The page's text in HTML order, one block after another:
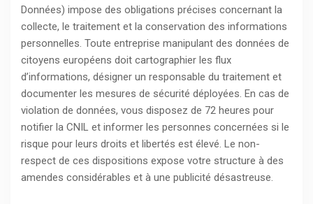
Données) impose des obligations précises concernant la
collecte, le traitement et la conservation des informations
personnelles. Toute entreprise manipulant des données de
citoyens européens doit cartographier les flux
d’informations, désigner un responsable du traitement et
documenter les mesures de sécurité déployées. En cas de
violation de données, vous disposez de 72 heures pour
notifier la CNIL et informer les personnes concernées si le
risque pour leurs droits et libertés est élevé. Le non-
respect de ces dispositions expose votre structure à des
amendes considérables et à une publicité désastreuse.